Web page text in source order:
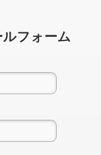
フォーム